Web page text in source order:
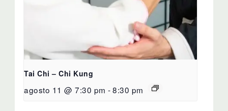
Tai Chi – Chi Kung
agosto 11 @ 7:30 pm -8:30 pm